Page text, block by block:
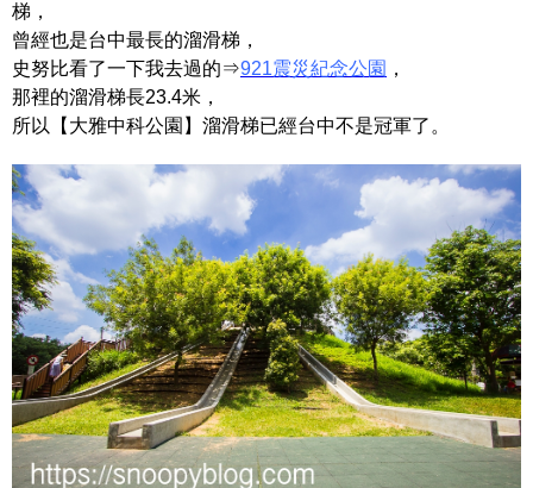
梯，
曾經也是台中最長的溜滑梯，
史努比看了一下我去過的⇒921震災紀念公園 ，
那裡的溜滑梯長23.4米，
所以【大雅中科公園】溜滑梯已經台中不是冠軍了。